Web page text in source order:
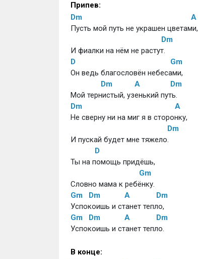
Припев:
Dm
A
Пусть мой путь не украшен цветами,
Dm
И фиалки на нём не растут.
D
Gm
Он ведь благословён небесами,
Dm
A
Dm
Мой тернистый, узенький путь.
Dm
A
Не сверну ни на миг я в сторонку,
Dm
И пускай будет мне тяжело.
D
Ты на помощь придёшь,
Gm
Словно мама к ребёнку.
Gm
Dm A
Dm
Успокоишь и станет тепло,
Gm
Dm A
Dm
Успокоишь и станет тепло.
В конце: